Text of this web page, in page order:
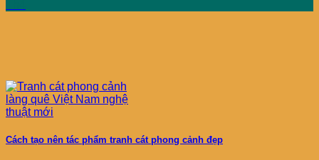
Cách tạo nên tác phẩm tranh cát phong cảnh đẹp